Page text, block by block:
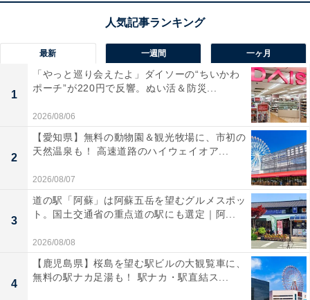
最新 一週間 一ヶ月
1
「やっと巡り会えたよ」ダイソーの“ちいかわ
ポーチ”が220円で反響。ぬい活＆防災...
2026/08/06
2
【愛知県】無料の動物園＆観光牧場に、市初の
天然温泉も！ 高速道路のハイウェイオア...
2026/08/07
3
道の駅「阿蘇」は阿蘇五岳を望むグルメスポッ
ト。国土交通省の重点道の駅にも選定｜阿...
2026/08/08
4
【鹿児島県】桜島を望む駅ビルの大観覧車に、
無料の駅ナカ足湯も！ 駅ナカ・駅直結ス...